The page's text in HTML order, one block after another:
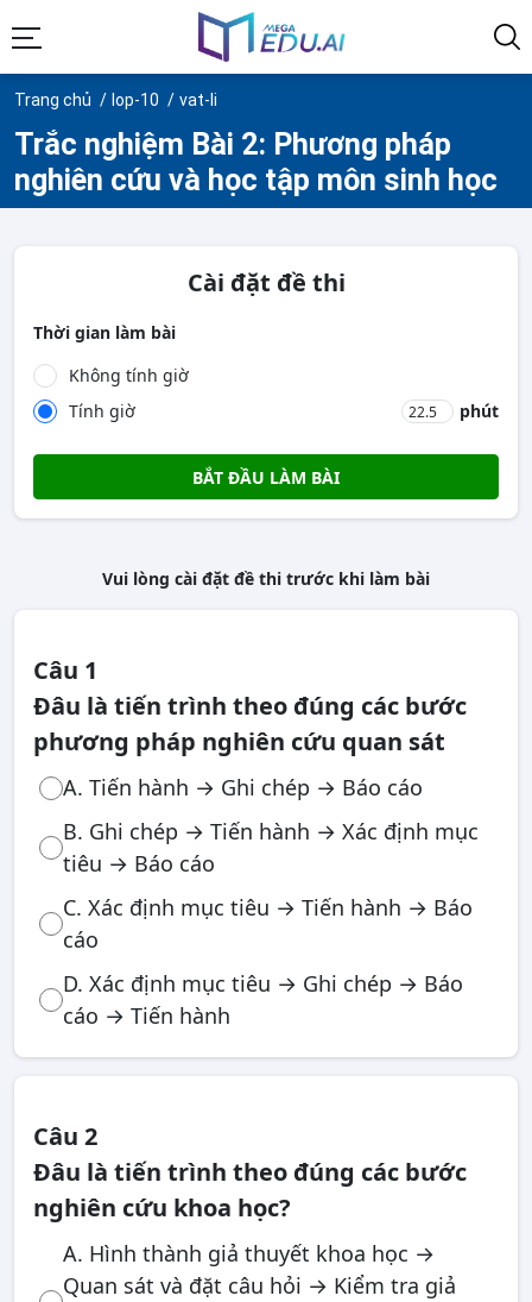
Trang chủ lop-10 vat-li
Trắc nghiệm Bài 2: Phương pháp
nghiên cứu và học tập môn sinh học
Cài đặt đề thi
Thời gian làm bài
Không tính giờ
Tính giờ
phút
BẮT ĐẦU LÀM BÀI
Vui lòng cài đặt đề thi trước khi làm bài
Câu 1
Đâu là tiến trình theo đúng các bước
phương pháp nghiên cứu quan sát
A. Tiến hành → Ghi chép → Báo cáo
B. Ghi chép → Tiến hành → Xác định mục
tiêu → Báo cáo
C. Xác định mục tiêu → Tiến hành → Báo
cáo
D. Xác định mục tiêu → Ghi chép → Báo
cáo → Tiến hành
Câu 2
Đâu là tiến trình theo đúng các bước
nghiên cứu khoa học?
A. Hình thành giả thuyết khoa học →
Quan sát và đặt câu hỏi → Kiểm tra giả